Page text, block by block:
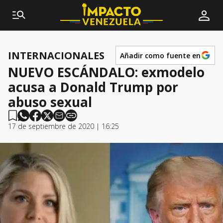
INTERNACIONALES Añadir como fuente en
NUEVO ESCÁNDALO: exmodelo
acusa a Donald Trump por
abuso sexual
17 de septiembre de 2020 | 16:25